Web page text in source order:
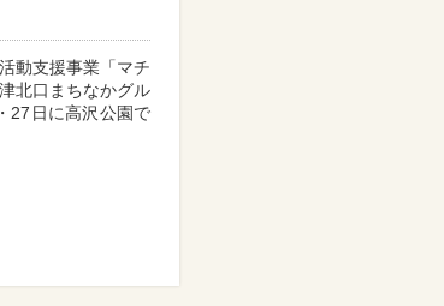
動支援事業「マチ
北口まちなかグル
27日に高沢公園で